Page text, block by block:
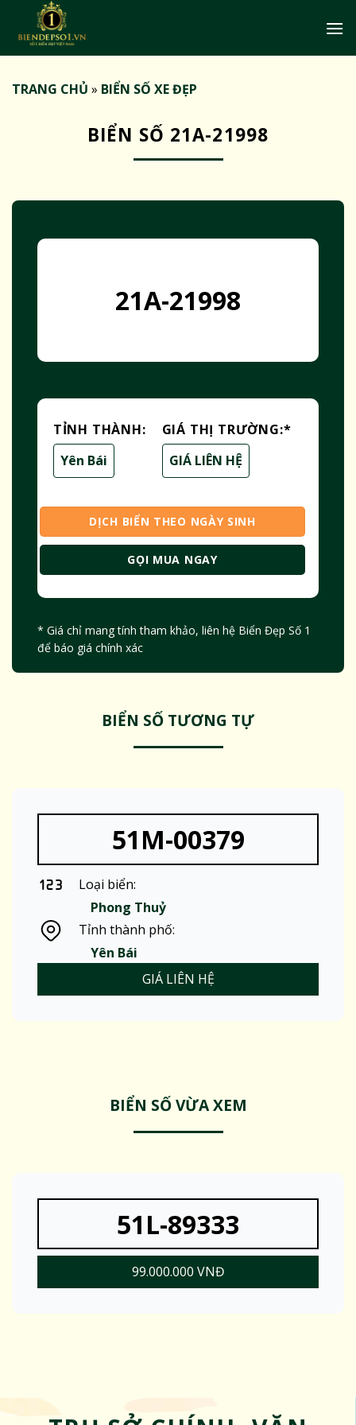
TRANG CHỦ » BIỂN SỐ XE ĐẸP
BIỂN SỐ 21A-21998
21A-21998
TỈNH THÀNH:
Yên Bái
GIÁ THỊ TRƯỜNG:*
GIÁ LIÊN HỆ
DỊCH BIỂN THEO NGÀY SINH
GỌI MUA NGAY
* Giá chỉ mang tính tham khảo, liên hệ Biển Đẹp Số 1
để báo giá chính xác
BIỂN SỐ TƯƠNG TỰ
51M-00379
Loại biển:
Phong Thuỷ
Tỉnh thành phố:
Yên Bái
GIÁ LIÊN HỆ
BIỂN SỐ VỪA XEM
51L-89333
99.000.000 VNĐ